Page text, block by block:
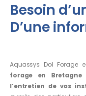
Besoin
D’une
Aquassys Dol Forage
forage en
l’entretien de vos